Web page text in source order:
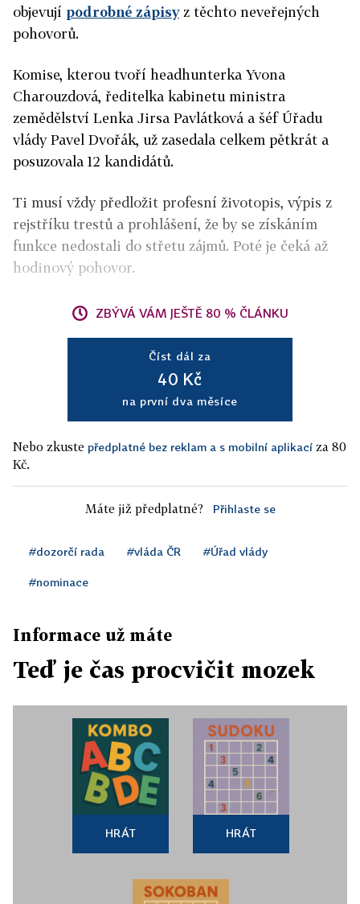
objevují podrobné zápisyz těchto neveřejných
pohovorů.
Komise, kterou tvoří headhunterka Yvona
Charouzdová, ředitelka kabinetu ministra
zemědělství Lenka Jirsa Pavlátková a šéf Úřadu
vlády Pavel Dvořák, už zasedala celkem pětkrát a
posuzovala 12 kandidátů.
Ti musí vždy předložit profesní životopis, výpis z
rejstříku trestů a prohlášení, že by se získáním
funkce nedostali do střetu zájmů. Poté je čeká až
hodinový pohovor.
ZBÝVÁ VÁM JEŠTĚ 80 % ČLÁNKU
Číst dál za
40 Kč
na první dva měsíce
Nebo zkuste předplatné bez reklam a s mobilní aplikací za 80
Kč.
Máte již předplatné? Přihlaste se
#dozorčí rada #vláda ČR #Úřad vlády
#nominace
Informace už máte
Teď je čas procvičit mozek
HRÁT HRÁT